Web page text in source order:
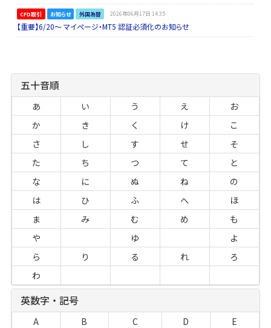
CFD取引 お知らせ 外国為替 2026年06月17日 14:35
【重要】6/20～ マイページ・MT5 認証必須化のお知らせ
五十音順
あ い う え
お
か
き く け
こ
さ
し す せ
そ
た
ち つ て
と
な
に ぬ ね
の
は
ひ ふ へ
ほ
ま
み む め
も
や
ゆ
よ
ら
り る れ
ろ
わ
英数字・記号
A B C D E